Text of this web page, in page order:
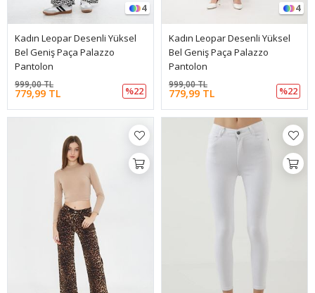
4
Kadın Leopar Desenli Yüksel
Bel Geniş Paça Palazzo
Pantolon
779,99 TL
999,00 TL
%22
4
Kadın Leopar Desenli Yüksel
Bel Geniş Paça Palazzo
Pantolon
779,99 TL
999,00 TL
%22